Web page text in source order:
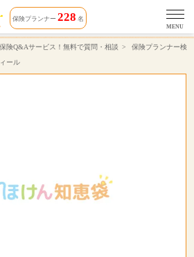
プロフィール | ほけん知恵袋
保険プランナー 228 名
MENU
険Q&Aサービス！無料で質問・相談
保険プランナー検
ール